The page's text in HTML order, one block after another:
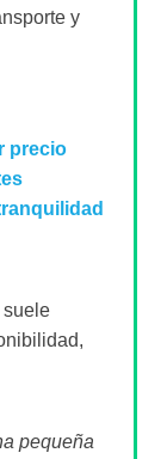
y
precio
suele
pequeña